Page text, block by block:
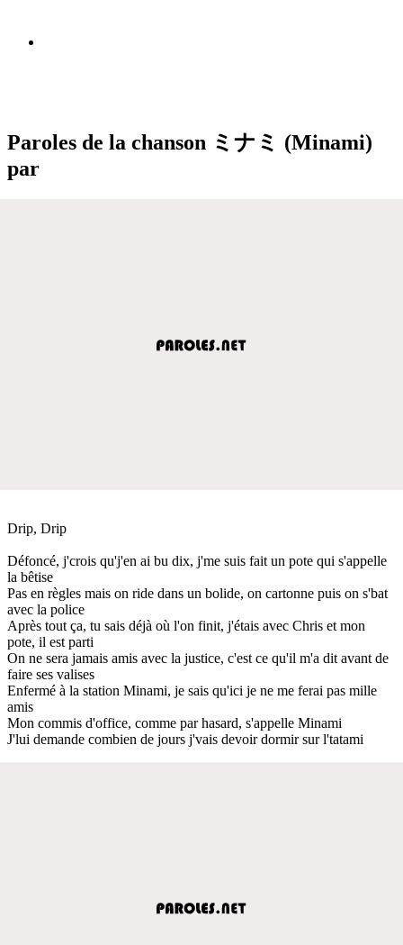
Paroles de la chanson ミナミ (Minami)
par
Drip, Drip
Défoncé, j'crois qu'j'en ai bu dix, j'me suis fait un pote qui s'appelle
la bêtise
Pas en règles mais on ride dans un bolide, on cartonne puis on s'bat
avec la police
Après tout ça, tu sais déjà où l'on finit, j'étais avec Chris et mon
pote, il est parti
On ne sera jamais amis avec la justice, c'est ce qu'il m'a dit avant de
faire ses valises
Enfermé à la station Minami, je sais qu'ici je ne me ferai pas mille
amis
Mon commis d'office, comme par hasard, s'appelle Minami
J'lui demande combien de jours j'vais devoir dormir sur l'tatami